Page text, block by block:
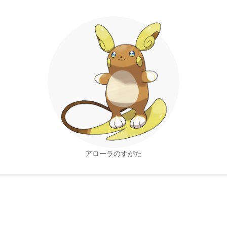
溜まると 気性が 荒くなる。 トレーナーでも 注意 し
電気が たまるに つれ 攻撃的に。 実は 電気が ストレ
ュウの 姿が 好きな トレーナーも 多く なかなか 姿を
アローラのすがた